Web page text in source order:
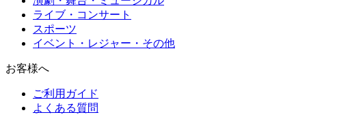
ライブ・コンサート
スポーツ
イベント・レジャー・その他
お客様へ
ご利用ガイド
よくある質問